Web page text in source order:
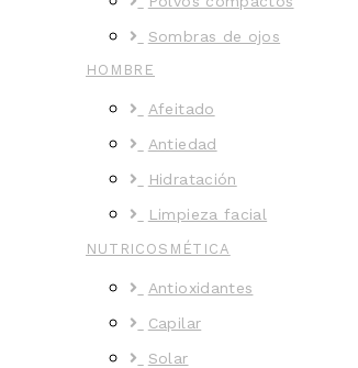
Sombras de ojos
HOMBRE
Afeitado
Antiedad
Hidratación
Limpieza facial
NUTRICOSMÉTICA
Antioxidantes
Capilar
Solar